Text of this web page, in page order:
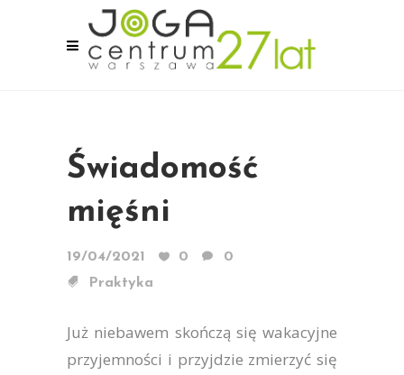
Świadomość
mięśni
19/04/2021 0
0
Praktyka
Już niebawem skończą się wakacyjne
przyjemności i przyjdzie zmierzyć się